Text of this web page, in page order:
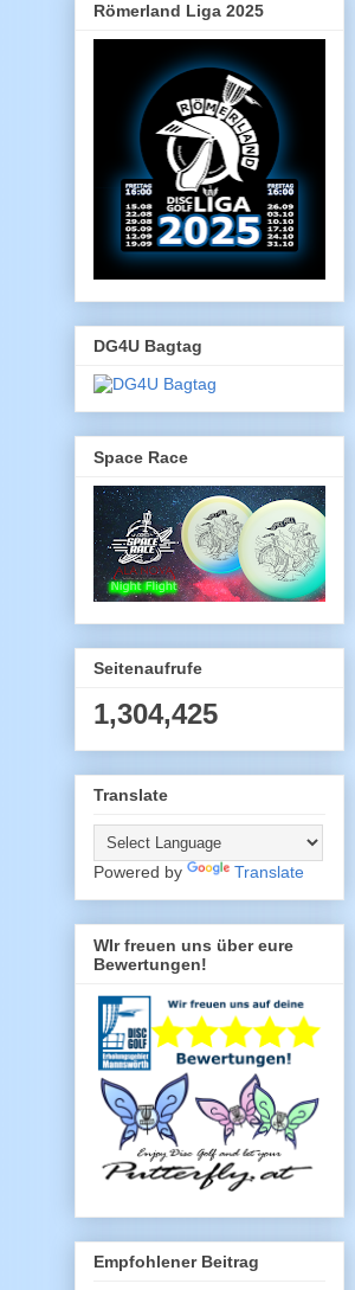
Römerland Liga 2025
DG4U Bagtag
Space Race
Seitenaufrufe
1,304,425
Translate
Powered by Translate
WIr freuen uns über eure
Bewertungen!
Empfohlener Beitrag